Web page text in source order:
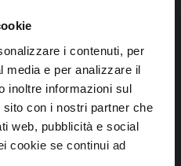
i contenuti, per
media e per analizzare il
inoltre informazioni sul
con i nostri partner che
web, pubblicità e social
cookie se continui ad
newsletter
policy
policy